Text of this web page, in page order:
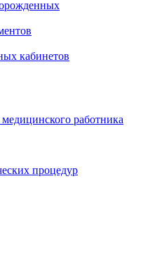
кабинетов
работника
процедур